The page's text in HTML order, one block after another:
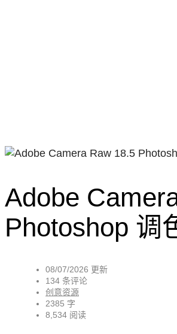
Adobe
Photoshop 调
08/07/2026 更新
134 条评论
创意资源
2385 字
8,534 阅读